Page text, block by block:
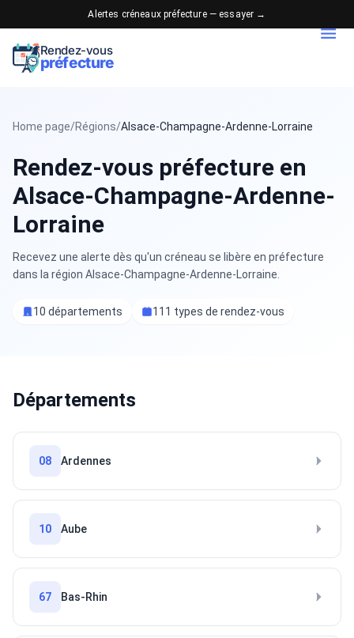
Alertes créneaux préfecture — essayer →
Rendez-vous
préfecture
Home page/Régions/Alsace-Champagne-Ardenne-Lorraine
Rendez-vous préfecture en
Alsace-Champagne-Ardenne-
Lorraine
Recevez une alerte dès qu'un créneau se libère en préfecture
dans la région Alsace-Champagne-Ardenne-Lorraine.
10 départements 111 types de rendez-vous
Départements
08 Ardennes
10 Aube
67 Bas-Rhin